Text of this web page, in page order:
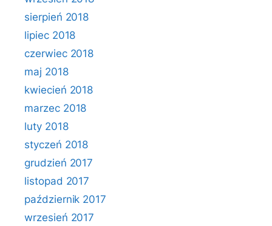
sierpień 2018
lipiec 2018
czerwiec 2018
maj 2018
kwiecień 2018
marzec 2018
luty 2018
styczeń 2018
grudzień 2017
listopad 2017
październik 2017
wrzesień 2017